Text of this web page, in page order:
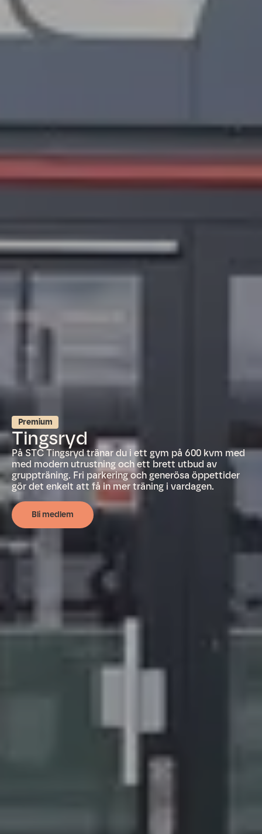
Premium
Tingsryd
På STC Tingsryd tränar du i ett gym på 600 kvm med
med modern utrustning och ett brett utbud av
gruppträning. Fri parkering och generösa öppettider
gör det enkelt att få in mer träning i vardagen.
Bli medlem